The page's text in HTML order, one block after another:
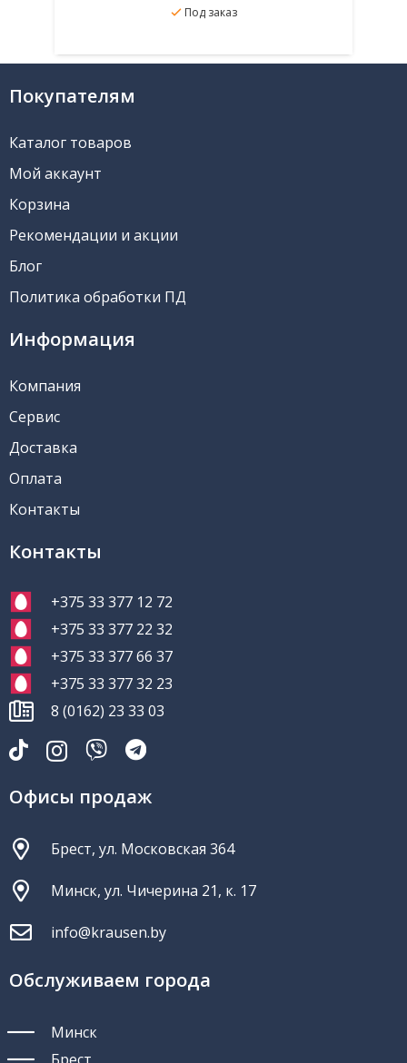
Под заказ
В избранное Подробнее
Покупателям
Каталог товаров
Мой аккаунт
Корзина
Рекомендации и акции
Блог
Политика обработки ПД
Информация
Компания
Сервис
Доставка
Оплата
Контакты
Контакты
+375 33 377 12 72
+375 33 377 22 32
+375 33 377 66 37
+375 33 377 32 23
8 (0162) 23 33 03
Офисы продаж
Брест, ул. Московская 364
Минск, ул. Чичерина 21, к. 17
info@krausen.by
Обслуживаем города
Минск